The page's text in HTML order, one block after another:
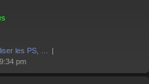
les PS, …
pm